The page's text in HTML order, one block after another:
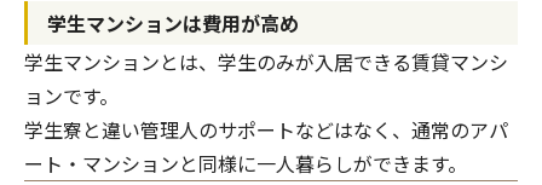
学生マンションは費用が高め
学生マンションとは、学生のみが入居できる賃貸マンシ
ョンです。
学生寮と違い管理人のサポートなどはなく、通常のアパ
ート・マンションと同様に一人暮らしができます。